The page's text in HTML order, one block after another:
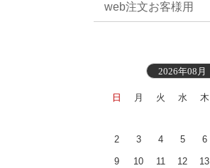
web注文お客様用
2026年08月
日 月 火 水 木
2 3 4 5 6
9 10 11 12 13